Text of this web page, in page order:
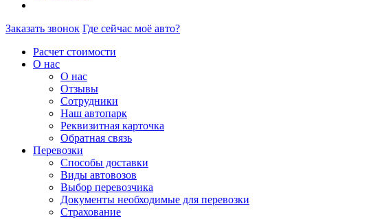
Заказать звонок Где сейчас моё авто?
Расчет стоимости
О нас
О нас
Отзывы
Сотрудники
Наш автопарк
Реквизитная карточка
Обратная связь
Перевозки
Способы доставки
Виды автовозов
Выбор перевозчика
Документы необходимые для перевозки
Страхование